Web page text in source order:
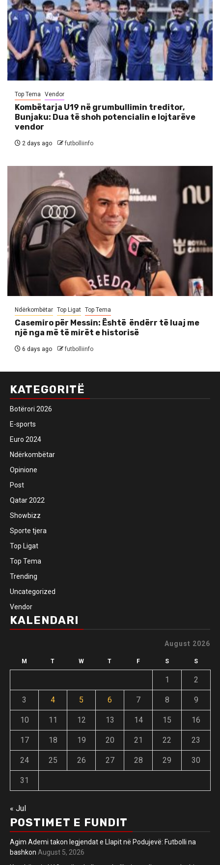
Top Tema Vendor
Kombëtarja U19 në grumbullimin treditor,
Bunjaku: Dua të shoh potencialin e lojtarëve
vendor
2 days ago futbolliinfo
Ndërkombëtar Top Ligat Top Tema
Casemiro për Messin: Është ëndërr të luaj me
një nga më të mirët e historisë
6 days ago futbolliinfo
KATEGORITË
Botërori 2026
E-sports
Euro 2024
Ndërkombëtar
Opinione
Post
Qatar 2022
Showbizz
Sporte tjera
Top Ligat
Top Tema
Trending
Uncategorized
Vendor
KALENDARI
August 2026
M T W T F S S
1 2
3 4 5 6 7 8 9
10 11 12 13 14 15 16
17 18 19 20 21 22 23
24 25 26 27 28 29 30
31
« Jul
POSTIMET E FUNDIT
Agim Ademi takon legjendat e Llapit në Podujevë: Futbolli na
bashkon August 5, 2026